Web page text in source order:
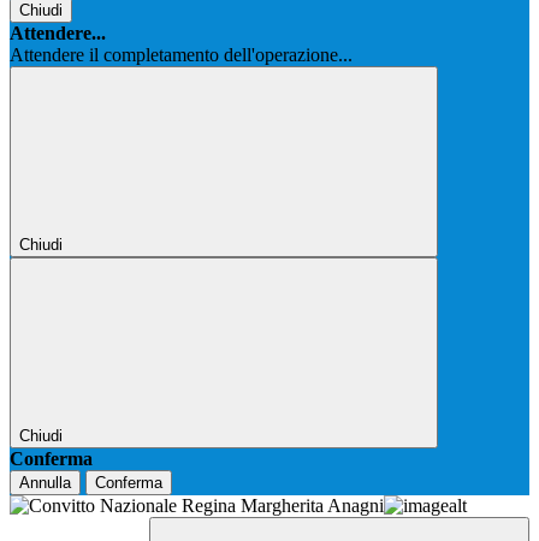
Chiudi
Attendere...
Attendere il completamento dell'operazione...
Chiudi
Chiudi
Conferma
Annulla Conferma